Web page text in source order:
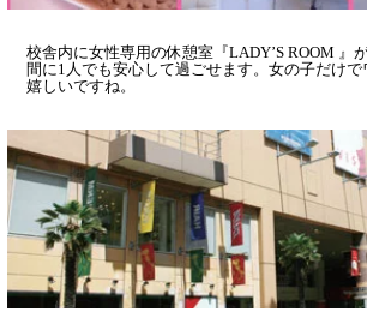
校舎内に女性専用の休憩室『LADY’S ROOM 』
間に1人でも安心して過ごせます。女の子だけで
嬉しいですね。